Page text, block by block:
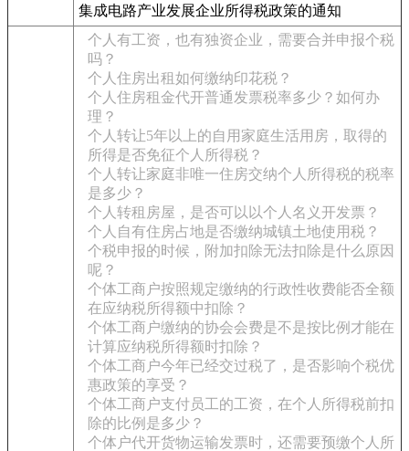
集成电路产业发展企业所得税政策的通知
个人有工资，也有独资企业，需要合并申报个税
吗？
个人住房出租如何缴纳印花税？
个人住房租金代开普通发票税率多少？如何办
理？
个人转让5年以上的自用家庭生活用房，取得的
所得是否免征个人所得税？
个人转让家庭非唯一住房交纳个人所得税的税率
是多少？
个人转租房屋，是否可以以个人名义开发票？
个人自有住房占地是否缴纳城镇土地使用税？
个税申报的时候，附加扣除无法扣除是什么原因
呢？
个体工商户按照规定缴纳的行政性收费能否全额
在应纳税所得额中扣除？
个体工商户缴纳的协会会费是不是按比例才能在
计算应纳税所得额时扣除？
个体工商户今年已经交过税了，是否影响个税优
惠政策的享受？
个体工商户支付员工的工资，在个人所得税前扣
除的比例是多少？
个体户代开货物运输发票时，还需要预缴个人所